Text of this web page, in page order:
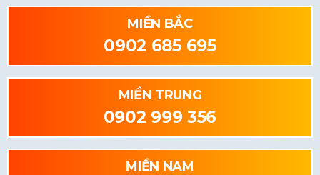
MIỀN BẮC
0902 685 695
MIỀN TRUNG
0902 999 356
MIỀN NAM